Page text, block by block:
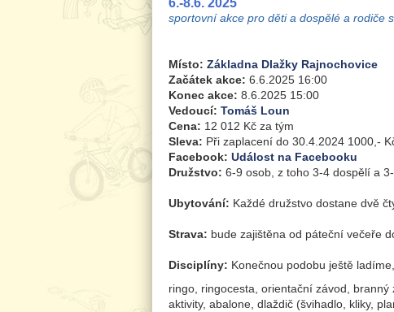
6.-8.6. 2025
sportovní akce pro děti a dospělé a rodiče
Místo: Základna Dlažky Rajnochovice
Začátek akce: 6.6.2025 16:00
Konec akce: 8.6.2025 15:00
Vedoucí: Tomáš Loun
Cena: 12 012 Kč za tým
Sleva: Při zaplacení do 30.4.2024 1000,-
Facebook: Událost na Facebooku
Družstvo: 6-9 osob, z toho 3-4 dospělí a
Ubytování: Každé družstvo dostane dvě
Strava: bude zajištěna od páteční večeře
Disciplíny: Konečnou podobu ještě
ringo, ringocesta, orientační závod,
aktivity, abalone, dlaždič (švihadlo, kliky,